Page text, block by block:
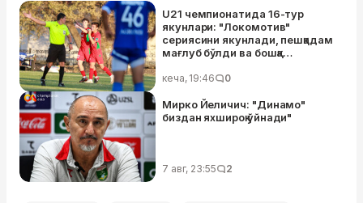
U21 чемпионатида 16-тур
якунлари: "Локомотив"
сериясини якунлади, пешқадам
мағлуб бўлди ва бошқа
кеча, 19:46 0
Мирко Йеличич: "Динамо"
биздан яхшироқ ўйнади"
7 авг, 23:55 2